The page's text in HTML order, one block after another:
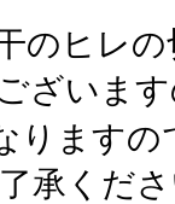
のヒレ
ざいま
りますの
承くだ